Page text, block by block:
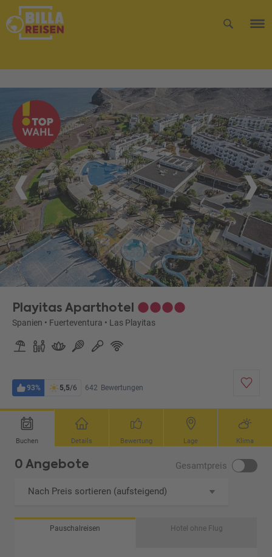
Playitas Aparthotel
Spanien • Fuerteventura • Las Playitas
93% 5,5/6 642 Bewertungen
Buchen Details Bewertung Lage Klima
0 Angebote Gesamtpreis
Nach Preis sortieren (aufsteigend)
Pauschalreisen Hotel ohne Flug